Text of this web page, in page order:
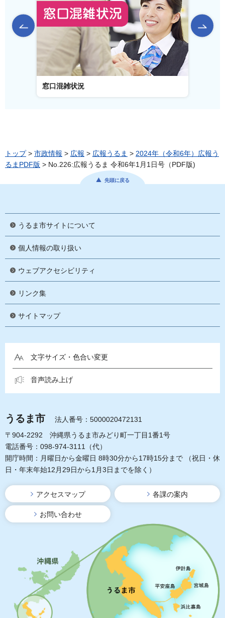
前のスライドを表示
窓口混雑状況
トップ> 市政情報 > 広報 > 広報うるま > 2024年（令和6年）広報う
るまPDF版 > No.226:広報うるま 令和6年1月1日号（PDF版)
先頭に戻る
うるま市サイトについて
個人情報の取り扱い
ウェブアクセシビリティ
リンク集
サイトマップ
文字サイズ・色合い変更
音声読み上げ
うるま市
法人番号：5000020472131
〒904-2292 沖縄県うるま市みどり町一丁目1番1号
電話番号：098-974-3111（代）
開庁時間：月曜日から金曜日 8時30分から17時15分まで
（祝日・休
日・年末年始12月29日から1月3日までを除く）
アクセスマップ 各課の案内
お問い合わせ